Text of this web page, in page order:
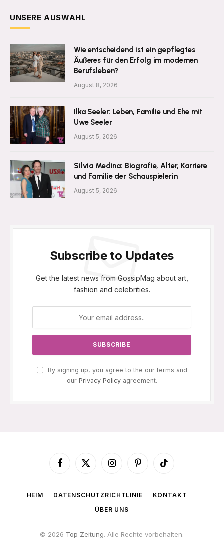
UNSERE AUSWAHL
Wie entscheidend ist ein gepflegtes
Äußeres für den Erfolg im modernen
Berufsleben?
August 8, 2026
Ilka Seeler: Leben, Familie und Ehe mit
Uwe Seeler
August 5, 2026
Silvia Medina: Biografie, Alter, Karriere
und Familie der Schauspielerin
August 5, 2026
Subscribe to Updates
Get the latest news from GossipMag about art,
fashion and celebrities.
By signing up, you agree to the our terms and
our Privacy Policyagreement.
Facebook
X
InstagramPinterestTikTok
HEIM DATENSCHUTZRICHTLINIE
KONTAKT
ÜBER UNS
© 2026 Top Zeitung. Alle Rechte vorbehalten.